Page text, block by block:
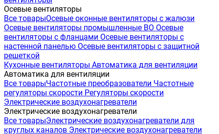
Осевые вентиляторы
Все товарыОсевые оконные вентиляторы с жалюзи
Осевые вентиляторы промышленные ВО Осевые
вентиляторы с фланцами Осевые вентиляторы с
настенной панелью Осевые вентиляторы с защитной
решеткой
Кухонные вентиляторы Автоматика для вентиляции
Автоматика для вентиляции
Все товарыЧастотные преобразователи Частотные
регуляторы скорости Регуляторы скорости
Электрические воздухонагреватели
Электрические воздухонагреватели
Все товарыЭлектрические воздухонагреватели для
круглых каналов Электрические воздухонагреватели